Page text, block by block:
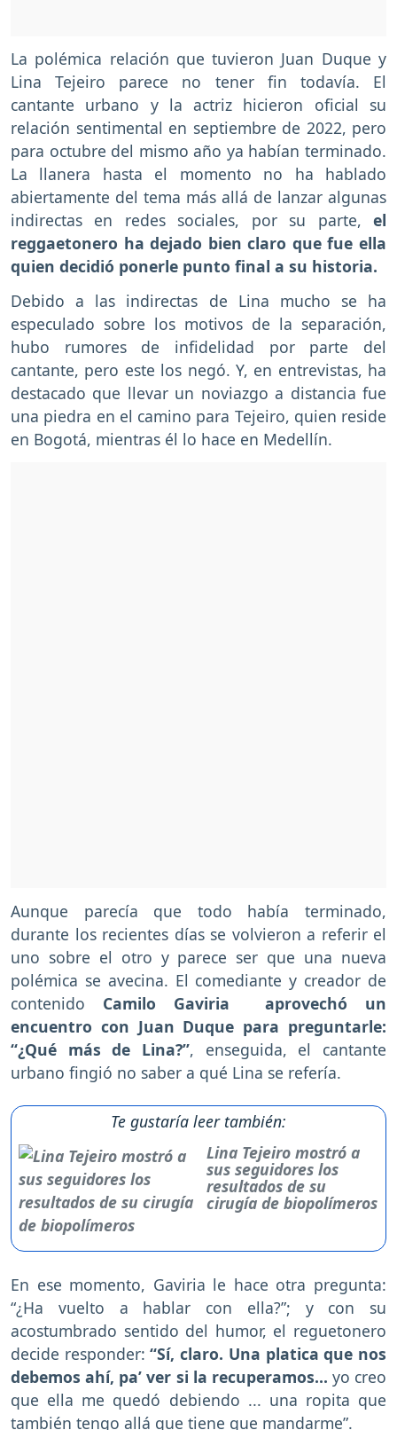
La polémica relación que tuvieron Juan Duque y
Lina Tejeiro parece no tener fin todavía. El
cantante urbano y la actriz hicieron oficial su
relación sentimental en septiembre de 2022, pero
para octubre del mismo año ya habían terminado.
La llanera hasta el momento no ha hablado
abiertamente del tema más allá de lanzar algunas
indirectas en redes sociales, por su parte, el
reggaetonero ha dejado bien claro que fue ella
quien decidió ponerle punto final a su historia.
Debido a las indirectas de Lina mucho se ha
especulado sobre los motivos de la separación,
hubo rumores de infidelidad por parte del
cantante, pero este los negó. Y, en entrevistas, ha
destacado que llevar un noviazgo a distancia fue
una piedra en el camino para Tejeiro, quien reside
en Bogotá, mientras él lo hace en Medellín.
Aunque parecía que todo había terminado,
durante los recientes días se volvieron a referir el
uno sobre el otro y parece ser que una nueva
polémica se avecina. El comediante y creador de
contenido Camilo Gaviria aprovechó un
encuentro con Juan Duque para preguntarle:
“¿Qué más de Lina?”, enseguida, el cantante
urbano fingió no saber a qué Lina se refería.
Te gustaría leer también:
Lina Tejeiro mostró a
sus seguidores los
resultados de su
cirugía de biopolímeros
En ese momento, Gaviria le hace otra pregunta:
“¿Ha vuelto a hablar con ella?”; y con su
acostumbrado sentido del humor, el reguetonero
decide responder:“Sí, claro. Una platica que nos
debemos ahí, pa’ ver si la recuperamos... yo creo
que ella me quedó debiendo ... una ropita que
también tengo allá que tiene que mandarme”.